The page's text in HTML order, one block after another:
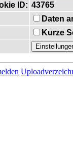
ID: 43765
Daten
Kurze